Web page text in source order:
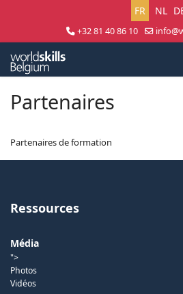
FR NL
+32 81 40 86 10
Partenaires
Partenaires de formation
Ressources
Média
">
Photos
Vidéos